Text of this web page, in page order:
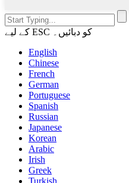
کے لیے ESC کو دبائیں۔
English
Chinese
French
German
Portuguese
Spanish
Russian
Japanese
Korean
Arabic
Irish
Greek
Turkish